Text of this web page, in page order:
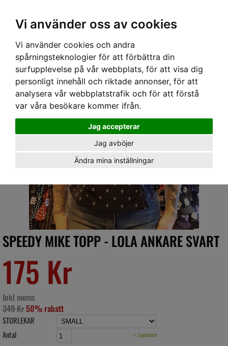
Vi använder oss av cookies
Vi använder cookies och andra
spårningsteknologier för att förbättra din
surfupplevelse på vår webbplats, för att visa dig
personligt innehåll och riktade annonser, för att
analysera vår webbplatstrafik och för att förstå
var våra besökare kommer ifrån.
Jag accepterar
Jag avböjer
Ändra mina inställningar
Hem› ALLA REAVAROR› SPEEDY MIKE TOPP - LOLA ANKARE SVART
SPEEDY MIKE TOPP - LOLA ANKARE SVART
175 Kr
Inkl moms
349 Kr50% rabatt
STORLEKAR
Antal
✓ Lagervara